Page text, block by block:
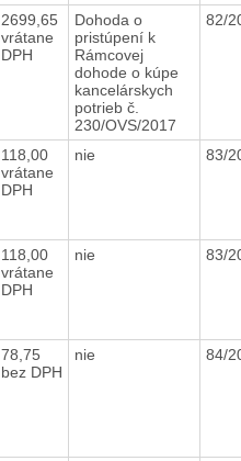
2699,65
vrátane
DPH
Dohoda o
pristúpení k
Rámcovej
dohode o kúpe
kancelárskych
potrieb č.
230/OVS/2017
82/
118,00
vrátane
DPH
nie 83/
118,00
vrátane
DPH
nie 83/
78,75
bez DPH
nie 84/